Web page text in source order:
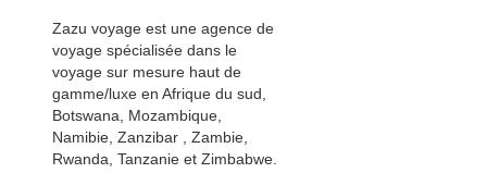
Zazu voyage est une agence de
voyage spécialisée dans le
voyage sur mesure haut de
gamme/luxe en Afrique du sud,
Botswana, Mozambique,
Namibie, Zanzibar , Zambie,
Rwanda, Tanzanie et Zimbabwe.